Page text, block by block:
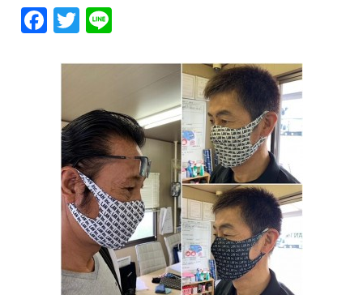
F
a
c
b
o
o
k
T
w
itt
er
e